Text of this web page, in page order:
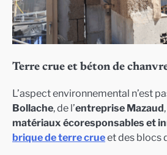
Terre crue et béton de
L’aspect environnemental n’est
Bollache, de l’entreprise Mazaud
matériaux écoresponsables et
brique de terre crueet des blocs